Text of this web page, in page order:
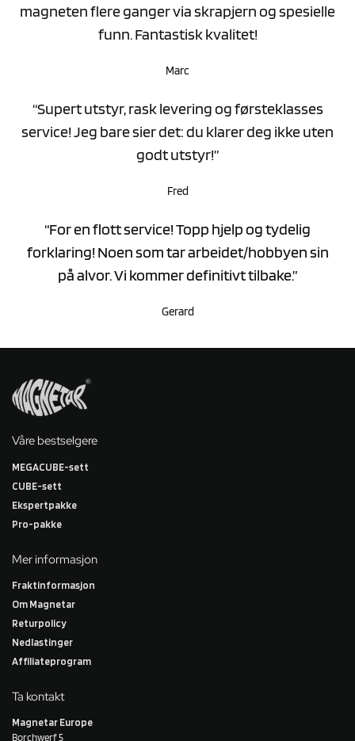
magneten flere ganger via skrapjern og spesielle
funn. Fantastisk kvalitet!
Marc
“Supert utstyr, rask levering og førsteklasses
service! Jeg bare sier det: du klarer deg ikke uten
godt utstyr!”
Fred
“For en flott service! Topp hjelp og tydelig
forklaring! Noen som tar arbeidet/hobbyen sin
på alvor. Vi kommer definitivt tilbake.”
Gerard
Våre bestselgere
MEGACUBE-sett
CUBE-sett
Ekspertpakke
Pro-pakke
Mer informasjon
Fraktinformasjon
Om Magnetar
Returpolicy
Nedlastinger
Affiliateprogram
Ta kontakt
Magnetar Europe
Borchwerf 5